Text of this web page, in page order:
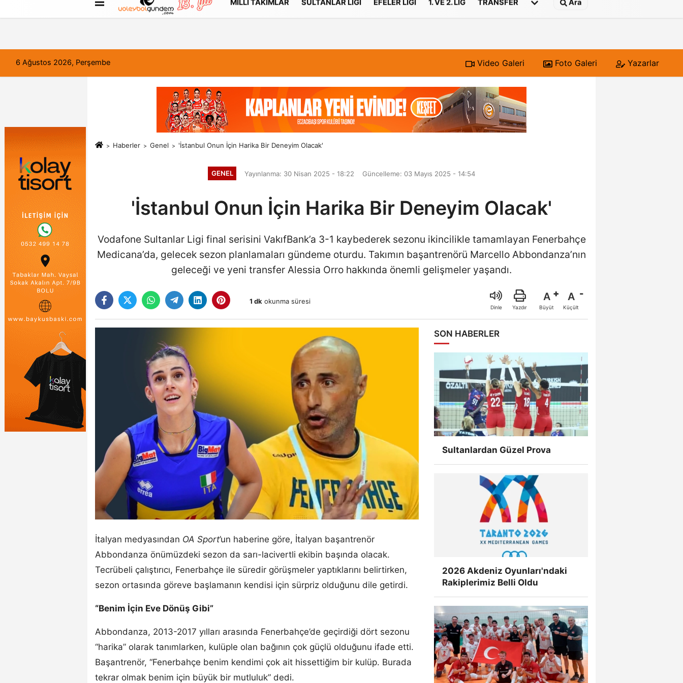
FORUM Haber Gönder Künye
MILLI TAKIMLAR SULTANLAR LIGI EFELER LIGI 1. VE 2. LIG TRANSFER Ara
6 Ağustos 2026, Perşembe Video Galeri Foto Galeri Yazarlar
Haberler Genel 'İstanbul Onun İçin Harika Bir Deneyim Olacak'
GENEL Yayınlanma: 30 Nisan 2025 - 18:22 Güncelleme: 03 Mayıs 2025 - 14:54
'İstanbul Onun İçin Harika Bir Deneyim Olacak'
Vodafone Sultanlar Ligi final serisini VakıfBank’a 3-1 kaybederek sezonu ikincilikle tamamlayan Fenerbahçe
Medicana’da, gelecek sezon planlamaları gündeme oturdu. Takımın başantrenörü Marcello Abbondanza’nın
geleceği ve yeni transfer Alessia Orro hakkında önemli gelişmeler yaşandı.
1 dk okunma süresi
Dinle Yazdır
A
Büyüt
A
Küçült
İtalyan medyasından OA Sport’un haberine göre, İtalyan başantrenör
Abbondanza önümüzdeki sezon da sarı-lacivertli ekibin başında olacak.
Tecrübeli çalıştırıcı, Fenerbahçe ile süredir görüşmeler yaptıklarını belirtirken,
sezon ortasında göreve başlamanın kendisi için sürpriz olduğunu dile getirdi.
“Benim İçin Eve Dönüş Gibi”
Abbondanza, 2013-2017 yılları arasında Fenerbahçe’de geçirdiği dört sezonu
“harika” olarak tanımlarken, kulüple olan bağının çok güçlü olduğunu ifade etti.
Başantrenör, “Fenerbahçe benim kendimi çok ait hissettiğim bir kulüp. Burada
tekrar olmak benim için büyük bir mutluluk” dedi.
SON HABERLER
Sultanlardan Güzel Prova
2026 Akdeniz Oyunları'ndaki
Rakiplerimiz Belli Oldu